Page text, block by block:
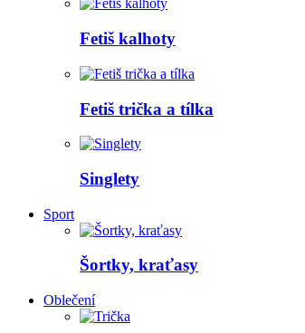
Fetiš kalhoty
Fetiš trička a tílka
Singlety
Sport
Šortky, kraťasy
Oblečení